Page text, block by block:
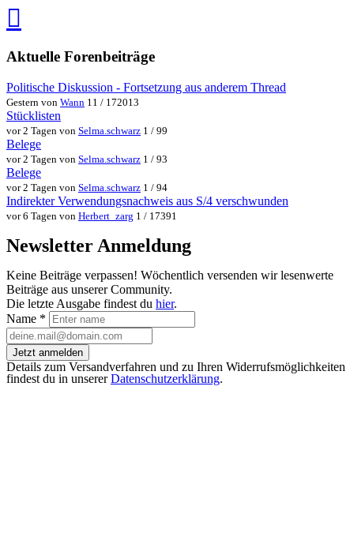
via
teilenteilen
Aktuelle Forenbeiträge
Politische Diskussion - Fortsetzung aus anderem Thread
Gestern von Wann 11 / 172013
Stücklisten
vor 2 Tagen von Selma.schwarz 1 / 99
Belege
vor 2 Tagen von Selma.schwarz 1 / 93
Belege
vor 2 Tagen von Selma.schwarz 1 / 94
Indirekter Verwendungsnachweis aus S/4 verschwunden
vor 6 Tagen von Herbert_zarg 1 / 17391
Newsletter Anmeldung
Keine Beiträge verpassen! Wöchentlich versenden wir lesenwerte
Beiträge aus unserer Community.
Die letzte Ausgabe findest du hier.
Name *
Jetzt anmelden
Details zum Versandverfahren und zu Ihren Widerrufsmöglichkeiten
findest du in unsererDatenschutzerklärung.